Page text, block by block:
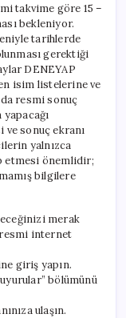
takvime göre 15 –
bekleniyor.
tarihlerde
gerektiği
DENEYAP
isim listelerine ve
resmi sonuç
sonuç ekranı
yalnızca
etmesi önemlidir;
bilgilere
merak
resmi internet
giriş yapın.
bölümünü
ulaşın.